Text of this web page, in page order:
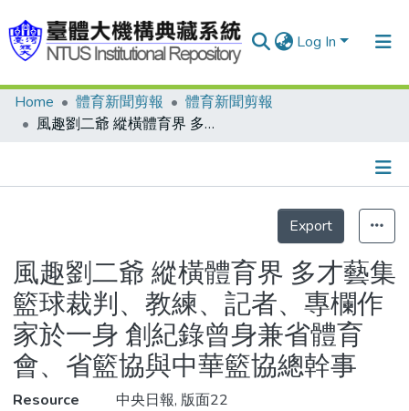
Log In
Communities & Collections
Statistics
Home 體育新聞剪報
體育新聞剪報
風趣劉二爺 縱橫體育界 多才藝集籃球裁判、教練、記者、專欄作家於一身 創紀錄曾身兼省體育會、省籃協與中華籃協總幹事
Statistics
風趣劉二爺 縱橫體育界 多才藝集
籃球裁判、教練、記者、專欄作
家於一身 創紀錄曾身兼省體育
會、省籃協與中華籃協總幹事
Resource
中央日報, 版面22